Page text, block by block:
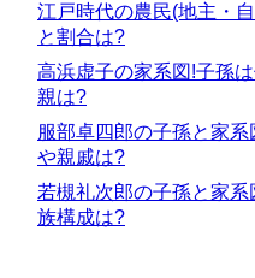
江戸時代の農民(地主・
と割合は?
高浜虚子の家系図!子孫
親は?
服部卓四郎の子孫と家
や親戚は?
若槻礼次郎の子孫と家
族構成は?